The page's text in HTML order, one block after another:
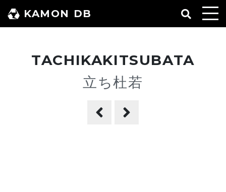
ン
KAMON DB
TACHIKAKITSUBATA
立ち杜若